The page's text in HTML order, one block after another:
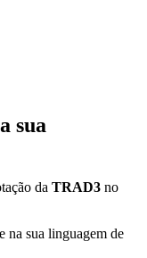
sua
da TRAD3 no
na sua linguagem de